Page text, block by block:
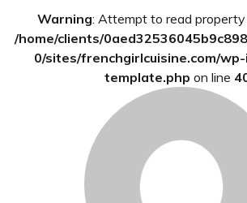
Warning: Attempt to read property
/home/clients/
0/sites/frenchgirlcuisine.com/
template.php on line